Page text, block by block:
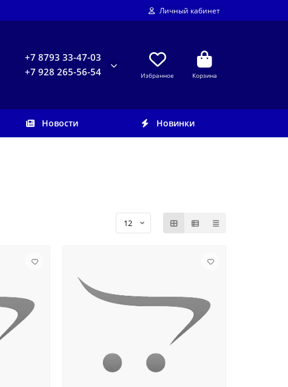
Личный кабинет
+7 8793 33-47-03
+7 928 265-56-54
Избранное Корзина
Новости Новинки